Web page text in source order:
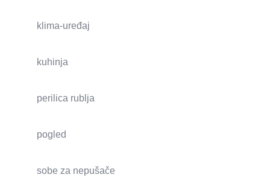
klima-uređaj
kuhinja
perilica rublja
pogled
sobe za nepušače